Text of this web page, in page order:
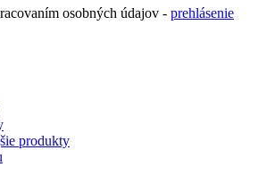
osobných údajov - prehlásenie
produkty